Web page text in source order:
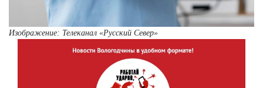
Изображение: Телеканал «Русский Север»